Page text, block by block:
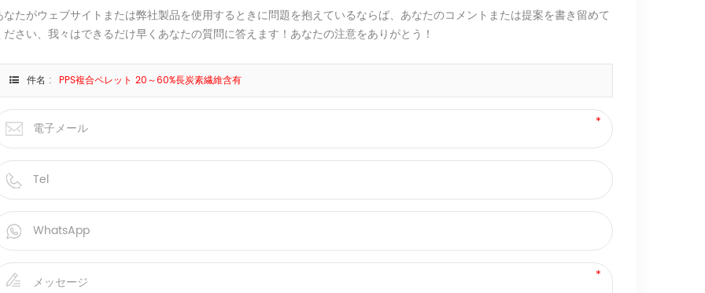
なたがウェブサイトまたは弊社製品を使用するときに問題を抱えているならば、あなたのコメントまたは提案を書き留めて
ださい、我々はできるだけ早くあなたの質問に答えます！あなたの注意をありがとう！
件名 : PPS複合ペレット 20～60%長炭素繊維含有